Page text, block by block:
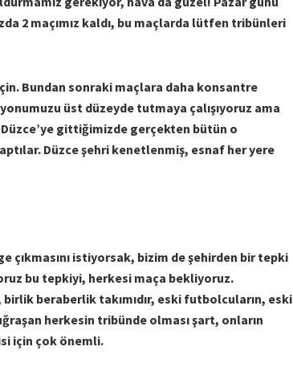
2 maçımız kaldı, bu maçlarda lütfen tribünleri
Bundan sonraki maçlara daha konsantre
üst düzeyde tutmaya çalışıyoruz ama
gittiğimizde gerçekten bütün o
Düzce şehri kenetlenmiş, esnaf her yere
çıkmasını istiyorsak, bizim de şehirden bir tepki
bu tepkiyi, herkesi maça bekliyoruz.
beraberlik takımıdır, eski futbolcuların, eski
herkesin tribünde olması şart, onların
için çok önemli.